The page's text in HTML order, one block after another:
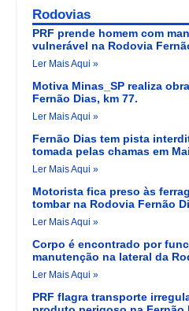
Rodovias
PRF prende homem com
vulnerável na Rodovia
Ler Mais Aqui »
Motiva Minas_SP realiza
Fernão Dias, km 77.
Ler Mais Aqui »
Fernão Dias tem pista
tomada pelas chamas em
Ler Mais Aqui »
Motorista fica preso às
tombar na Rodovia Fernão
Ler Mais Aqui »
Corpo é encontrado por
manutenção na lateral da
Ler Mais Aqui »
PRF flagra transporte